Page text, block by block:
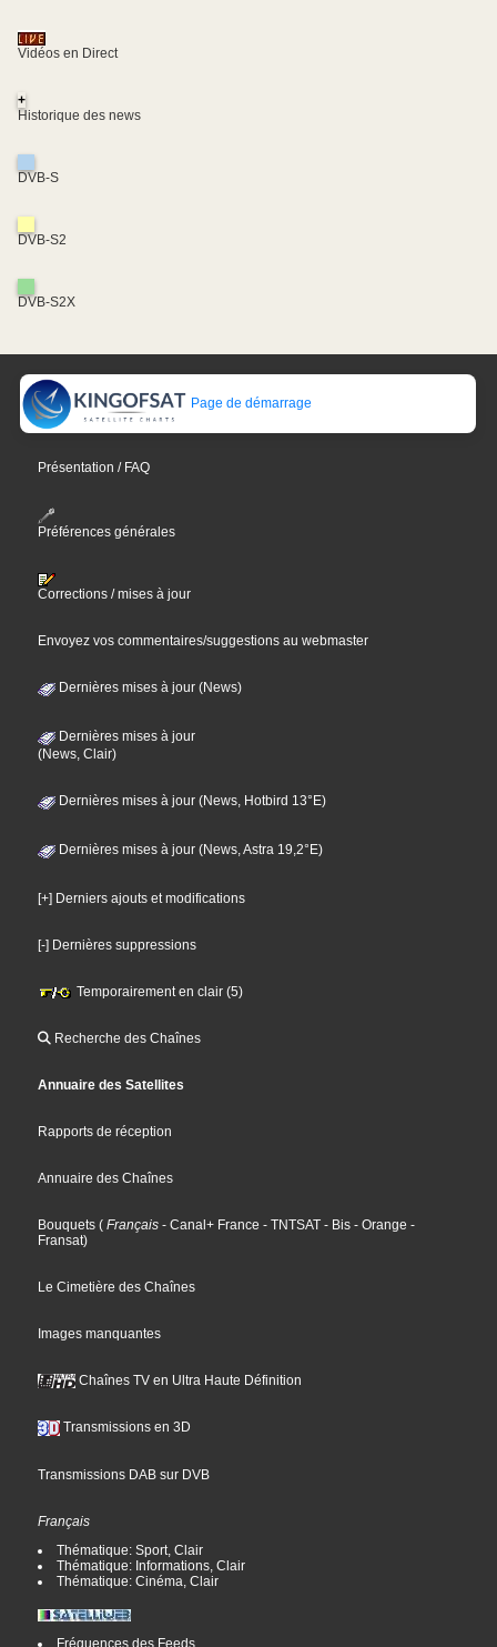
Vidéos en Direct
+
Historique des news
DVB-S
DVB-S2
DVB-S2X
Page de démarrage
Présentation / FAQ
Préférences générales
Corrections / mises à jour
Envoyez vos commentaires/suggestions au webmaster
Dernières mises à jour (News)
Dernières mises à jour
(News, Clair)
Dernières mises à jour (News, Hotbird 13°E)
Dernières mises à jour (News, Astra 19,2°E)
[+] Derniers ajouts et modifications
[-] Dernières suppressions
Temporairement en clair (5)
Recherche des Chaînes
Annuaire des Satellites
Rapports de réception
Annuaire des Chaînes
Bouquets ( Français - Canal+ France - TNTSAT - Bis - Orange -
Fransat)
Le Cimetière des Chaînes
Images manquantes
Chaînes TV en Ultra Haute Définition
Transmissions en 3D
Transmissions DAB sur DVB
Français
Thématique: Sport, Clair
Thématique: Informations, Clair
Thématique: Cinéma, Clair
Fréquences des Feeds